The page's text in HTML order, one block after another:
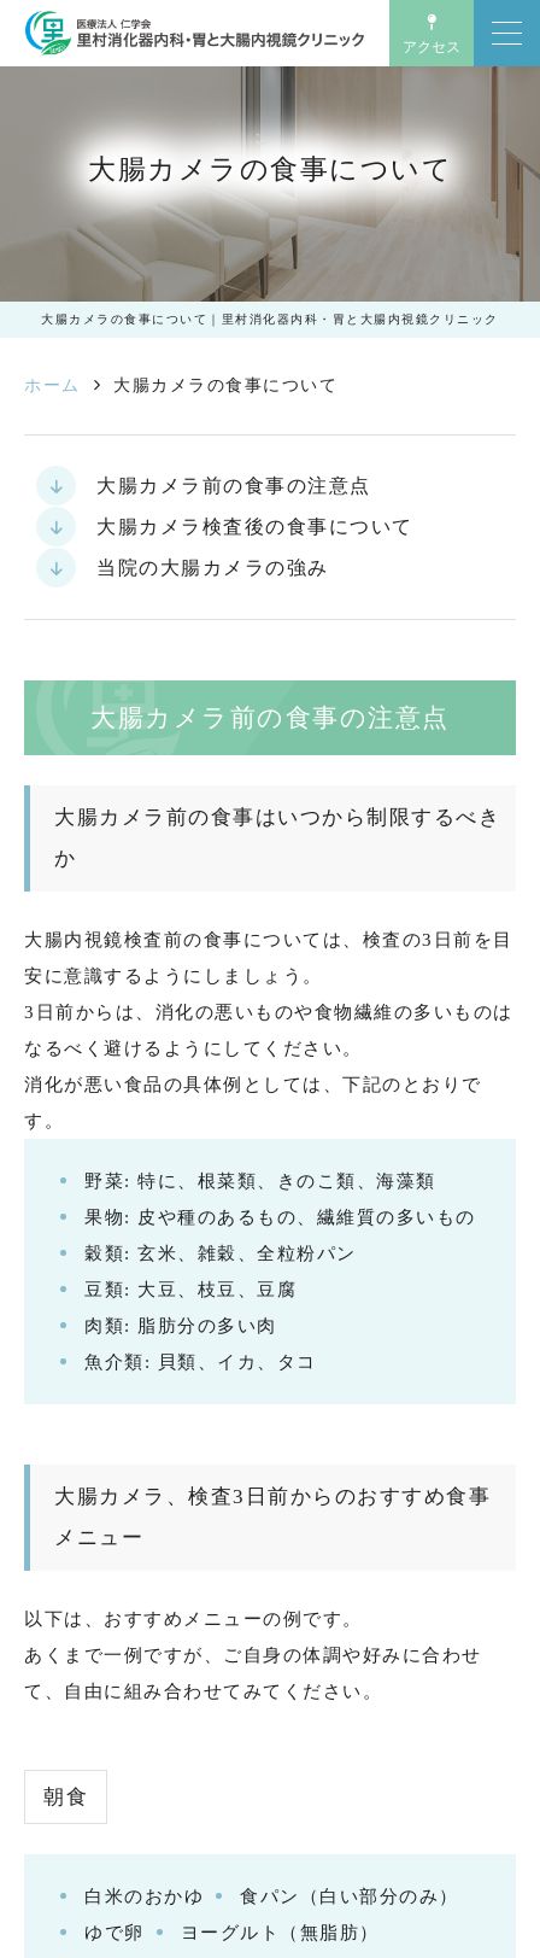
アクセス
大腸カメラの食事について
大腸カメラの食事について｜里村消化器内科・胃と大腸内視鏡クリニック
ホーム 大腸カメラの食事について
大腸カメラ前の食事の注意点
大腸カメラ検査後の食事について
当院の大腸カメラの強み
大腸カメラ前の食事の注意点
大腸カメラ前の食事はいつから制限するべき
か
大腸内視鏡検査前の食事については、検査の3日前を目
安に意識するようにしましょう。
3日前からは、消化の悪いものや食物繊維の多いものは
なるべく避けるようにしてください。
消化が悪い食品の具体例としては、下記のとおりで
す。
野菜: 特に、根菜類、きのこ類、海藻類
果物: 皮や種のあるもの、繊維質の多いもの
穀類: 玄米、雑穀、全粒粉パン
豆類: 大豆、枝豆、豆腐
肉類: 脂肪分の多い肉
魚介類: 貝類、イカ、タコ
大腸カメラ、検査3日前からのおすすめ食事
メニュー
以下は、おすすめメニューの例です。
あくまで一例ですが、ご自身の体調や好みに合わせ
て、自由に組み合わせてみてください。
朝食
白米のおかゆ
食パン（白い部分のみ）
ゆで卵
ヨーグルト（無脂肪）